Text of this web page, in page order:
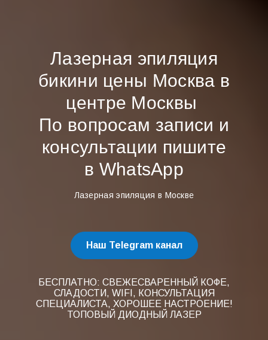
Лазерная эпиляция
бикини цены Москва в
центре Москвы
По вопросам записи и
консультации пишите
в WhatsApp
Лазерная эпиляция в Москве
Наш Telegram канал
БЕСПЛАТНО: СВЕЖЕСВАРЕННЫЙ КОФЕ,
СЛАДОСТИ, WIFI, КОНСУЛЬТАЦИЯ
СПЕЦИАЛИСТА, ХОРОШЕЕ НАСТРОЕНИЕ!
ТОПОВЫЙ ДИОДНЫЙ ЛАЗЕР